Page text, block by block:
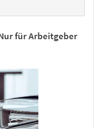
für Arbeitgeber